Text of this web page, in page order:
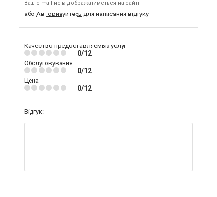
Ваш e-mail не відображатиметься на сайті
або Авторизуйтесь для написання відгуку
Качество предоставляемых услуг
0/12
Обслуговування
0/12
Цена
0/12
Відгук: